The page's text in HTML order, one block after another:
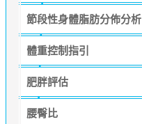
節段性身體脂肪分佈分析
體重控制指引
肥胖評估
腰臀比